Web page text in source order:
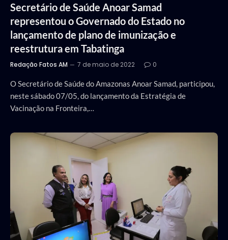
Secretário de Saúde Anoar Samad
representou o Governado do Estado no
lançamento de plano de imunização e
reestrutura em Tabatinga
Redação Fatos AM 7 de maio de 2022 0
O Secretário de Saúde do Amazonas Anoar Samad, participou,
neste sábado 07/05, do lançamento da Estratégia de
Vacinação na Fronteira,…